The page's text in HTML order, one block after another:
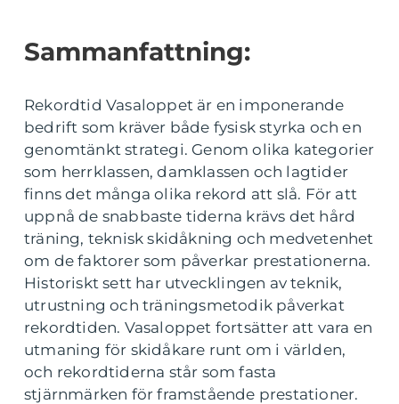
Sammanfattning:
Rekordtid Vasaloppet är en imponerande
bedrift som kräver både fysisk styrka och en
genomtänkt strategi. Genom olika kategorier
som herrklassen, damklassen och lagtider
finns det många olika rekord att slå. För att
uppnå de snabbaste tiderna krävs det hård
träning, teknisk skidåkning och medvetenhet
om de faktorer som påverkar prestationerna.
Historiskt sett har utvecklingen av teknik,
utrustning och träningsmetodik påverkat
rekordtiden. Vasaloppet fortsätter att vara en
utmaning för skidåkare runt om i världen,
och rekordtiderna står som fasta
stjärnmärken för framstående prestationer.